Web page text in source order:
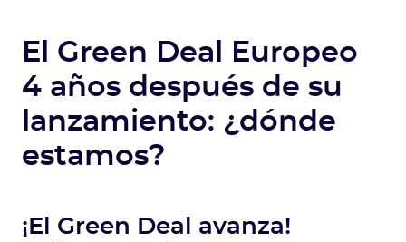
El Green Deal Europeo
4 años después de su
lanzamiento: ¿dónde
estamos?
¡El Green Deal avanza!